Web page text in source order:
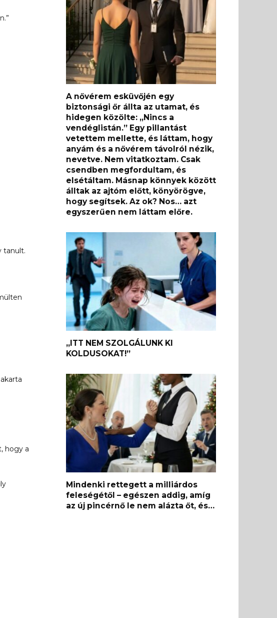
tanult.
hogy a
A nővérem esküvőjén egy
biztonsági őr állta az utamat, és
hidegen közölte: „Nincs a
vendéglistán.” Egy pillantást
vetettem mellette, és láttam, hogy
anyám és a nővérem távolról nézik,
nevetve. Nem vitatkoztam. Csak
csendben megfordultam, és
elsétáltam. Másnap könnyek között
álltak az ajtóm előtt, könyörögve,
hogy segítsek. Az ok? Nos… azt
egyszerűen nem láttam előre.
„ITT NEM SZOLGÁLUNK KI
KOLDUSOKAT!”
Mindenki rettegett a milliárdos
feleségétől – egészen addig, amíg
az új pincérnő le nem alázta őt, és…